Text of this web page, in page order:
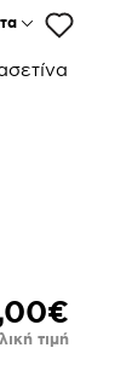
τιμή